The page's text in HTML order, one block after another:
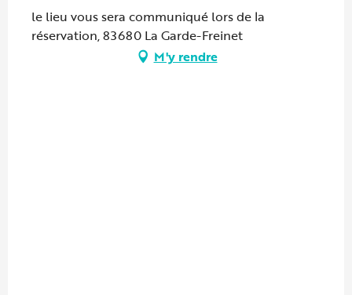
le lieu vous sera communiqué lors de la
réservation, 83680 La Garde-Freinet
M'y rendre